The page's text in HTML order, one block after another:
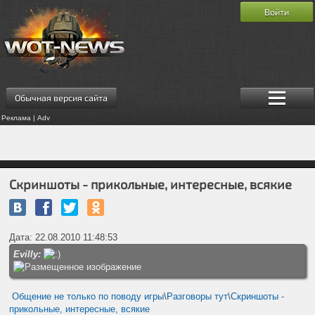
Обычная версия сайта
Реклама | Adv
Войти
Скриншоты - прикольные, интересные, всякие
Дата: 22.08.2010 11:48:53
Evilly:
Общение не только по поводу игры\Разговоры тут\Скриншоты -
прикольные, интересные, всякие